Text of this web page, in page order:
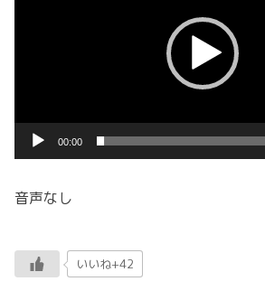
00:00
音声なし
いいね+42